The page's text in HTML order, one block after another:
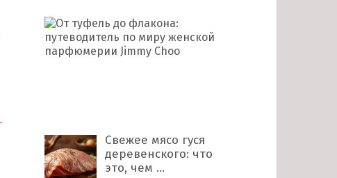
Свежее мясо гуся
деревенского: что
это, чем …